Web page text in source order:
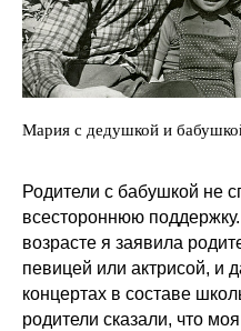
Мария с дедушкой и
Родители с бабушкой не
всестороннюю
возрасте я заявила
певицей или актрисой, и
концертах в составе
родители сказали, что